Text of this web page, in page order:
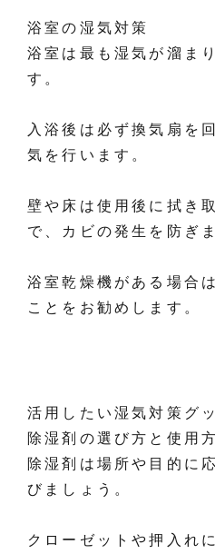
浴室の湿気対策
浴室は最も湿気が溜ま
す。
入浴後は必ず換気扇を
気を行います。
壁や床は使用後に拭き
で、カビの発生を防ぎ
浴室乾燥機がある場合
ことをお勧めします。
活用したい湿気対策グ
除湿剤の選び方と使用
除湿剤は場所や目的に
びましょう。
クローゼットや押入れ